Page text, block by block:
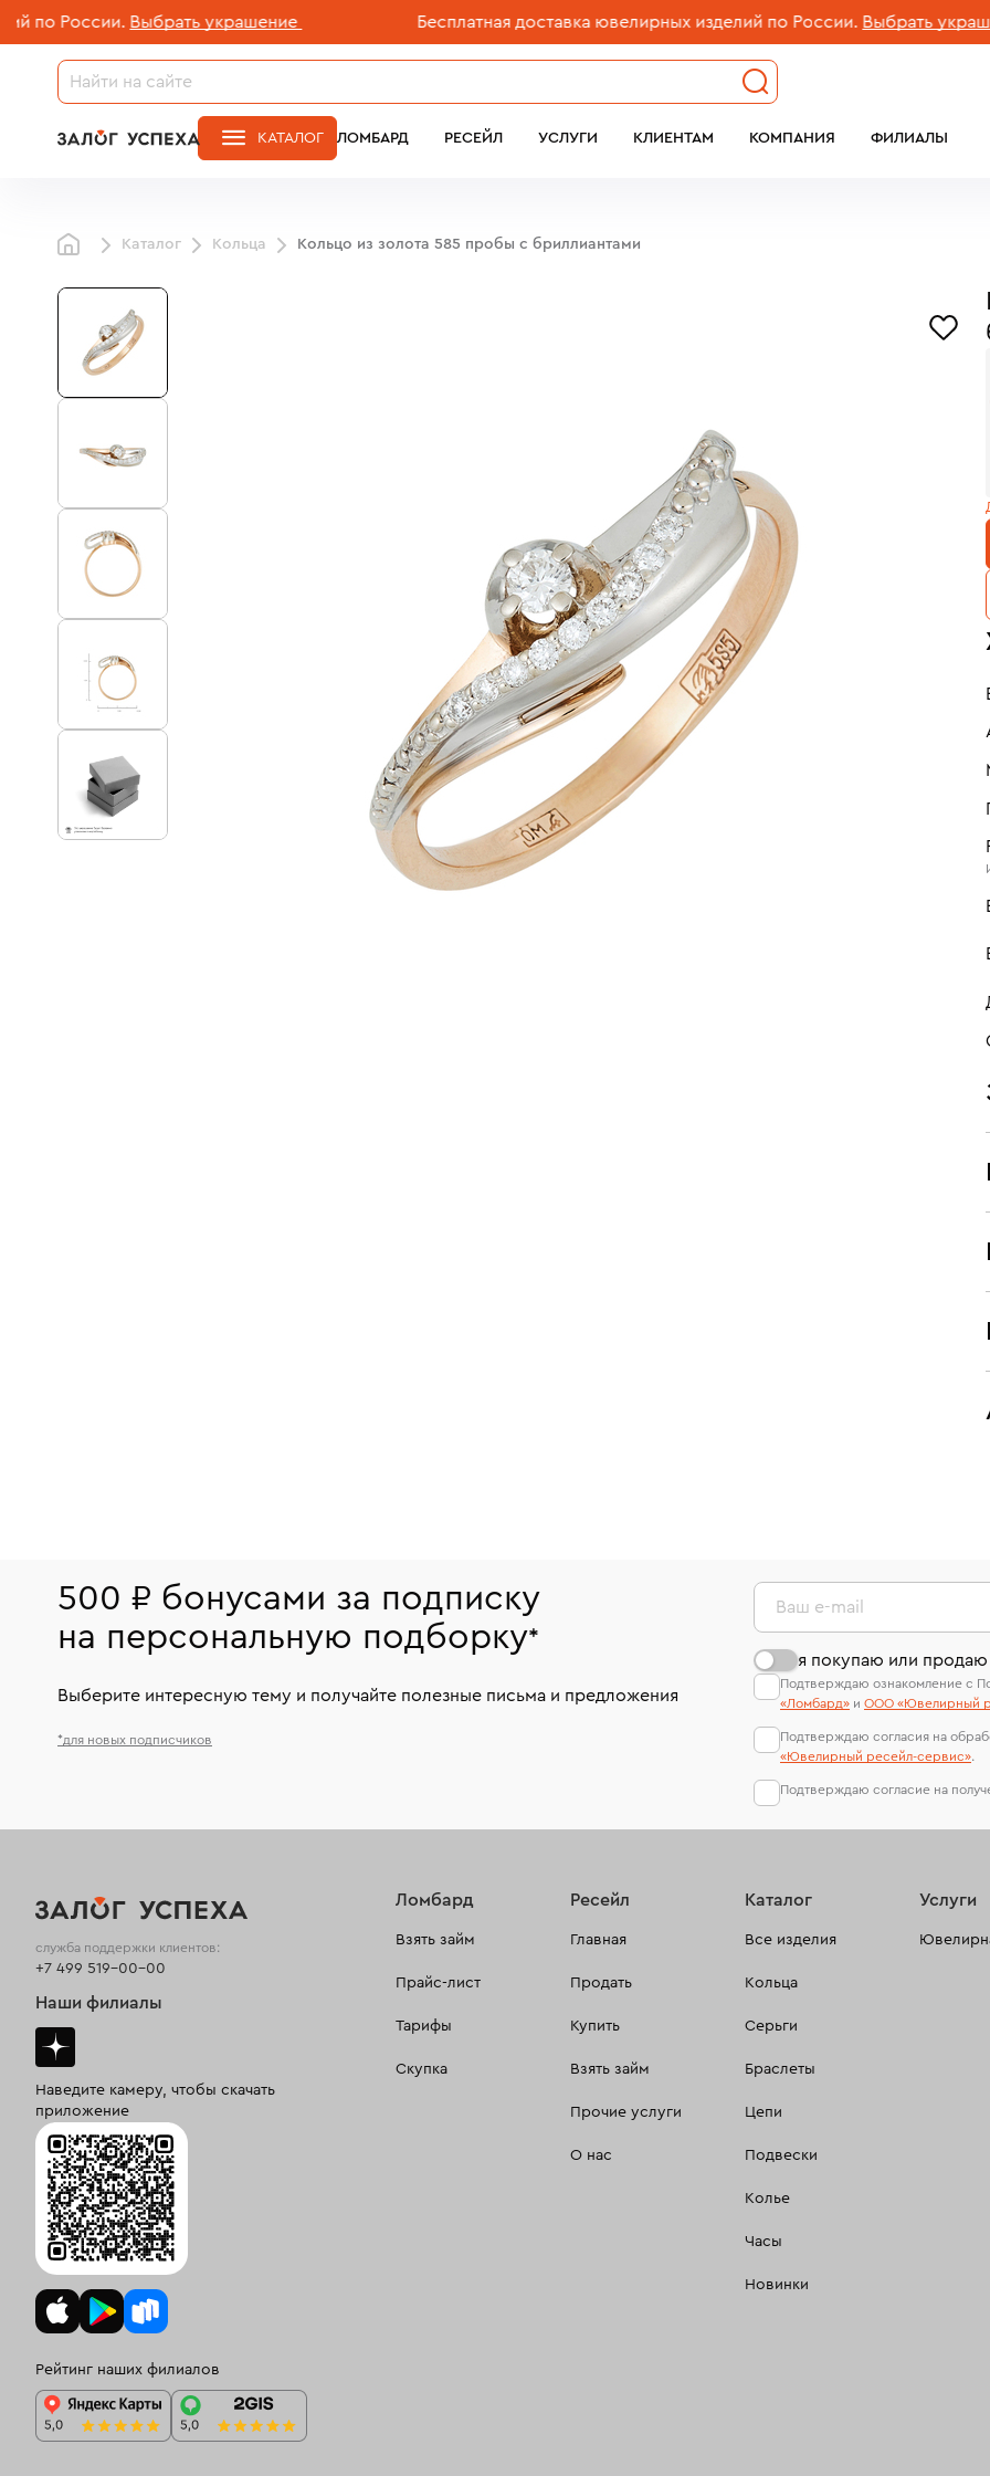
России. Выбрать украшение Бесплатная доставка ювелирных изделий по России. Выбрать украшение
ЛОМБАРД РЕСЕЙЛ УСЛУГИ КЛИЕНТАМ КОМПАНИЯ ФИЛИАЛЫ
КАТАЛОГ
Каталог Кольца Кольцо из золота 585 пробы с бриллиантами
500 ₽ бонусами за подписку
на персональную подборку*
Выберите интересную тему и получайте полезные письма и предложения
*для новых подписчиков
Ваш e-mail
я покупаю или
Подтверждаю ознакомление с
«Ломбард» и ООО «Ювелирный
Подтверждаю согласия на
«Ювелирный ресейл-сервиc».
Подтверждаю согласие на
Ломбард
Взять займ
Прайс-лист
Тарифы
Скупка
Ресейл
Главная
Продать
Купить
Взять займ
Прочие услуги
О нас
Каталог
Все изделия
Кольца
Серьги
Браслеты
Цепи
Подвески
Колье
Часы
Новинки
Услуги
служба поддержки клиентов:
+7 499 519-00-00
Наши филиалы
Наведите камеру, чтобы скачать
приложение
Рейтинг наших филиалов